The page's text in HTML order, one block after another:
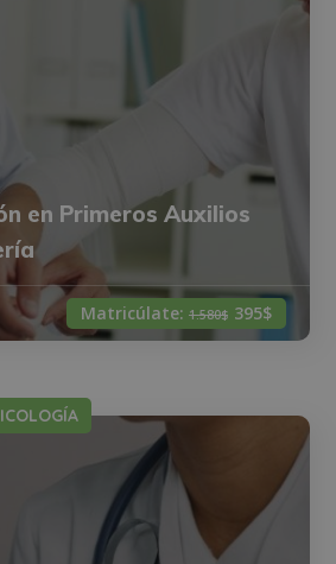
en Primeros Auxilios
Matricúlate: 1.580$ 395$